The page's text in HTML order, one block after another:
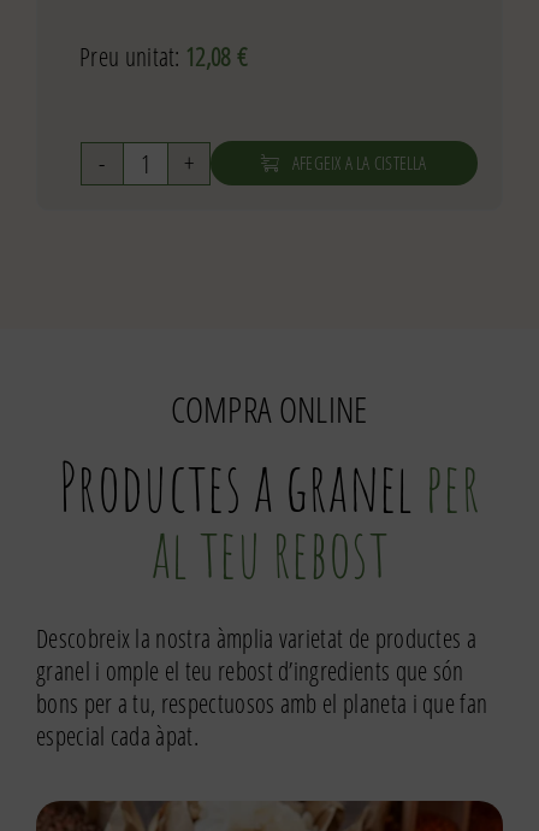
Preu unitat: 12,08€
quantitat
Nualart
AFEGEIX A LA CISTELLA
COMPRA ONLINE
Productes a granel per
al teu rebost
Descobreix la nostra àmplia varietat de productes a
granel i omple el teu rebost d’ingredients que són
bons per a tu, respectuosos amb el planeta i que fan
especial cada àpat.